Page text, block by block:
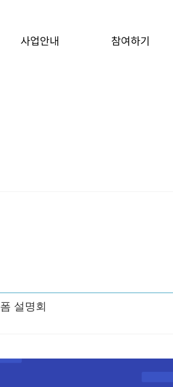
사업안내 참여하기
설명회